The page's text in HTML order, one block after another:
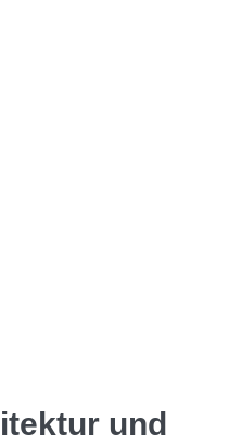
und